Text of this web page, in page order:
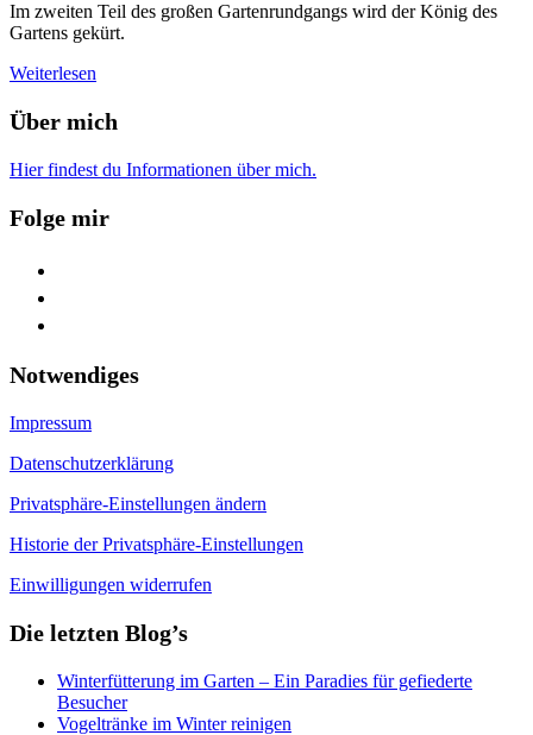
Im zweiten Teil des großen Gartenrundgangs wird der König des
Gartens gekürt.
Weiterlesen
Über mich
Hier findest du Informationen über mich.
Folge mir
Notwendiges
Impressum
Datenschutzerklärung
Privatsphäre-Einstellungen ändern
Historie der Privatsphäre-Einstellungen
Einwilligungen widerrufen
Die letzten Blog’s
Winterfütterung im Garten – Ein Paradies für gefiederte
Besucher
Vogeltränke im Winter reinigen